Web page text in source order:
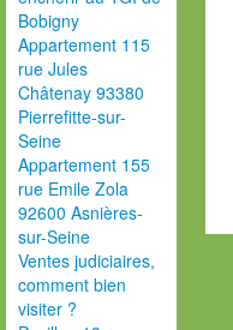
Bobigny
Appartement 115
rue Jules
Châtenay 93380
Pierrefitte-sur-
Seine
Appartement 155
rue Emile Zola
92600 Asnières-
sur-Seine
Ventes judiciaires,
comment bien
visiter ?